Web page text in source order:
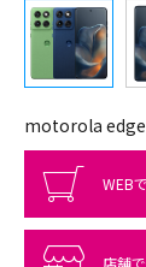
motorola edge
WEB